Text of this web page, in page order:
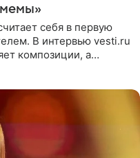
себя в первую
В интервью vesti.ru
композиции, а